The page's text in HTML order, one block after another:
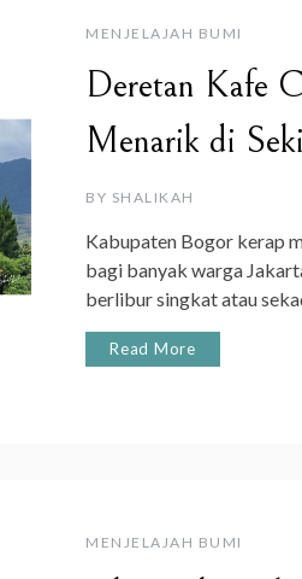
MENJELAJAH BUMI
Deretan Kafe
Menarik di
BY SHALIKAH
Kabupaten Bogor kerap
bagi banyak warga
berlibur singkat atau
Read More
MENJELAJAH BUMI